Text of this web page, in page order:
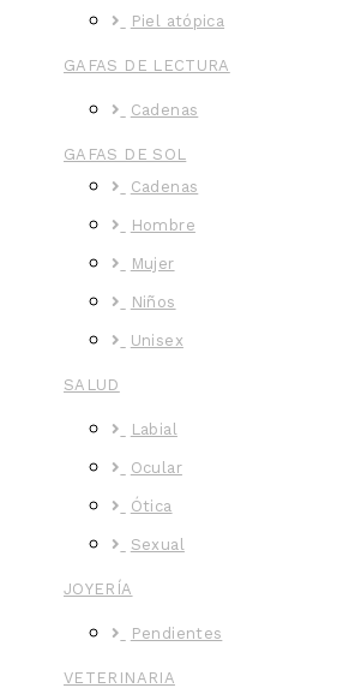
Piel atópica
GAFAS DE LECTURA
Cadenas
GAFAS DE SOL
Cadenas
Hombre
Mujer
Niños
Unisex
SALUD
Labial
Ocular
Ótica
Sexual
JOYERÍA
Pendientes
VETERINARIA